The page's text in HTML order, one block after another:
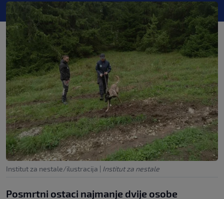
Institut za nestale/ilustracija | Institut za nestale
Posmrtni ostaci najmanje dvije osobe